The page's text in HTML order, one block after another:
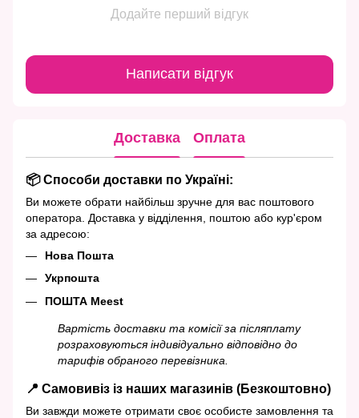
Додайте перший відгук
Написати відгук
Доставка Оплата
📦 Способи доставки по Україні:
Ви можете обрати найбільш зручне для вас поштового
оператора. Доставка у відділення, поштою або кур'єром
за адресою:
Нова Пошта
Укрпошта
ПОШТА Meest
Вартість доставки та комісії за післяплату
розраховуються індивідуально відповідно до
тарифів обраного перевізника.
📍 Самовивіз із наших магазинів (Безкоштовно)
Ви завжди можете отримати своє особисте замовлення та